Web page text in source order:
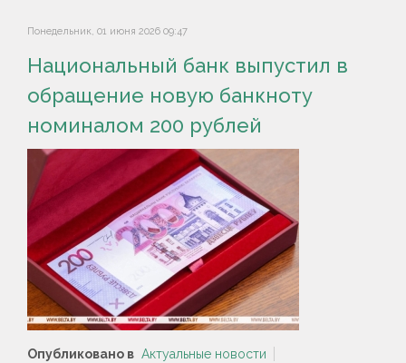
Понедельник, 01 июня 2026 09:47
Национальный банк выпустил в
обращение новую банкноту
номиналом 200 рублей
Опубликовано в Актуальные новости